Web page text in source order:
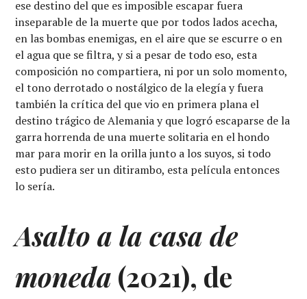
ese destino del que es imposible escapar fuera
inseparable de la muerte que por todos lados acecha,
en las bombas enemigas, en el aire que se escurre o en
el agua que se filtra, y si a pesar de todo eso, esta
composición no compartiera, ni por un solo momento,
el tono derrotado o nostálgico de la elegía y fuera
también la crítica del que vio en primera plana el
destino trágico de Alemania y que logró escaparse de la
garra horrenda de una muerte solitaria en el hondo
mar para morir en la orilla junto a los suyos, si todo
esto pudiera ser un ditirambo, esta película entonces
lo sería.
Asalto a la casa de
moneda (2021), de